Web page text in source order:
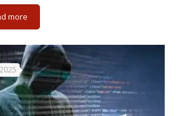
more